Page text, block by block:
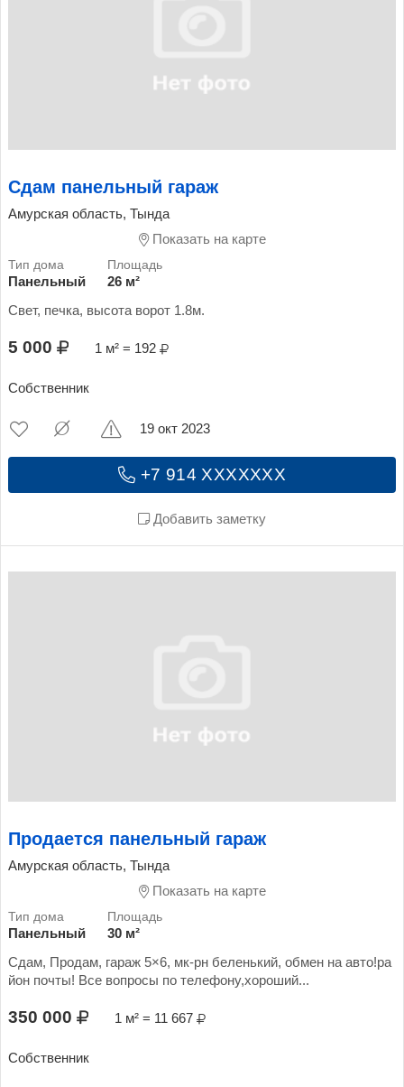
Сдам панельный гараж
Амурская область, Тында
Показать на карте
Панельный
26 м²
Свет, печка, высота ворот 1.8м.
5 000 1 м² = 192
Собственник
+7 914 XXXXXXX
Добавить заметку
19 окт 2023
Продается панельный гараж
Амурская область, Тында
Показать на карте
Панельный
30 м²
Сдам, Продам, гараж 5×6, мк-рн беленький, обмен на авто!ра
йон почты! Все вопросы по телефону,хороший...
350 000 1 м² = 11 667
Собственник